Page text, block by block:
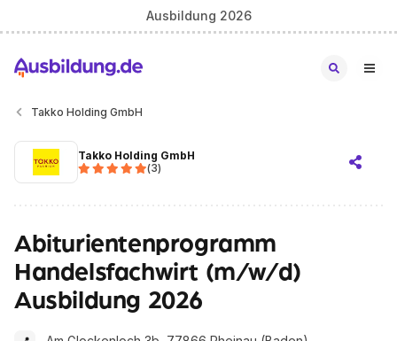
Ausbildung 2026
Takko Holding GmbH
Takko Holding GmbH
(3)
Abiturientenprogramm
Handelsfachwirt (m/w/d)
Ausbildung 2026